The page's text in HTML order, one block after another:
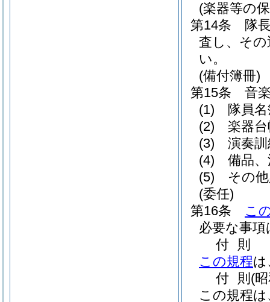
(楽器等の
第14条
隊
査し、そ
い。
(備付簿冊)
第15条
音
(1)
隊員
(2)
楽器
(3)
演奏
(4)
備品
(5)
その
(委任)
第16条
こ
必要な事
付 則
この規程は
付 則 (
この規程